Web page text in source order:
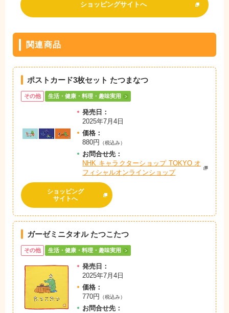
ショッピングサイトへ
関連商品
ポストカード3枚セット たつまなつ
その他 生活・健康・料理・趣味実用
発売日：
2025年7月4日
価格：
880円
（税込み）
お問合せ先：
NHK キャラクターショップ TOKYO オ
フィシャルオンラインショップ
ショッピング
サイトへ
ガーゼミニタオル たつこたつ
その他 生活・健康・料理・趣味実用
発売日：
2025年7月4日
価格：
770円
（税込み）
お問合せ先：